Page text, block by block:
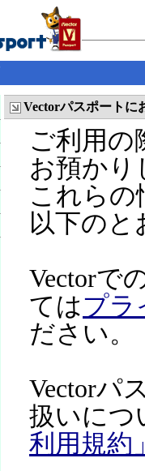
Vectorパスポートに
ご利用の
お預かり
これらの
以下のと
Vectorで
てはプラ
ださい。
Vectorパ
扱いにつ
利用規約